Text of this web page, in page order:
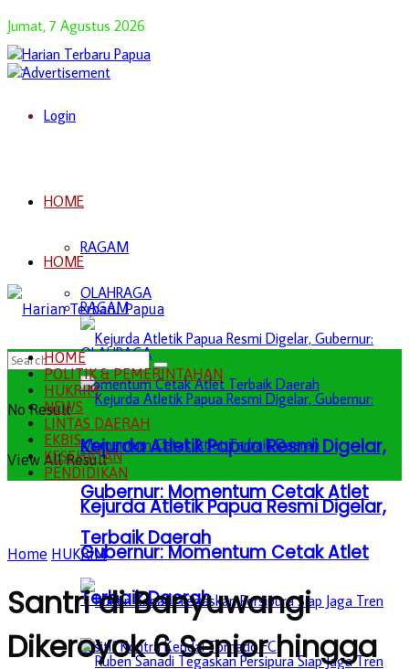
Jumat, 7 Agustus 2026
Login
HOME
RAGAM
OLAHRAGA
Kejurda Atletik Papua Resmi Digelar,
Gubernur: Momentum Cetak Atlet
Terbaik Daerah
HOME
RAGAM
OLAHRAGA
Kejurda Atletik Papua Resmi Digelar,
Gubernur: Momentum Cetak Atlet
Terbaik Daerah
No Result
View All Result
HOME
POLITIK & PEMERINTAHAN
HUKRIM
NEWS
LINTAS DAERAH
EKBIS
KESEHATAN
PENDIDIKAN
Home HUKRIM
Santri di Banyuwangi
Dikeroyok 6 Senior hingga